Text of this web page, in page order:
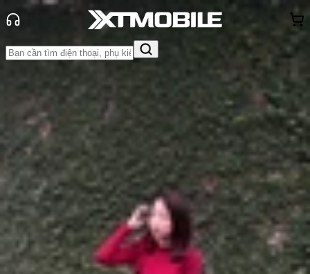
Tin tức
So Sánh
Tin Mới
Đánh Giá - Trên Tay So Sánh Tư vấn
Khuyến
mãiThủ thuật Hỏi đáp App - Game Thông báo
Khách
hàng - Sự kiện
So sánh iPhone 17 và Google Pixel
10: Lựa chọn nào đáng 'xuống tiền'
hơn?